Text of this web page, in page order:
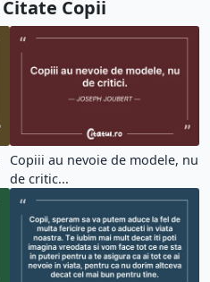
Citate Copii
Copiii au nevoie de modele, nu
de critic...